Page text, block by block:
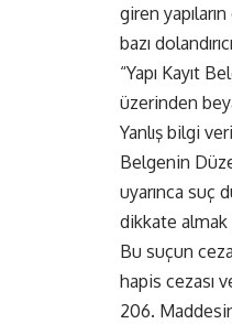
giren
bazı
“Yapı Kayıt
üzerinden
Yanlış bilgi
Belgenin
uyarınca suç
dikkate almak
Bu suçun
hapis cezası
206.